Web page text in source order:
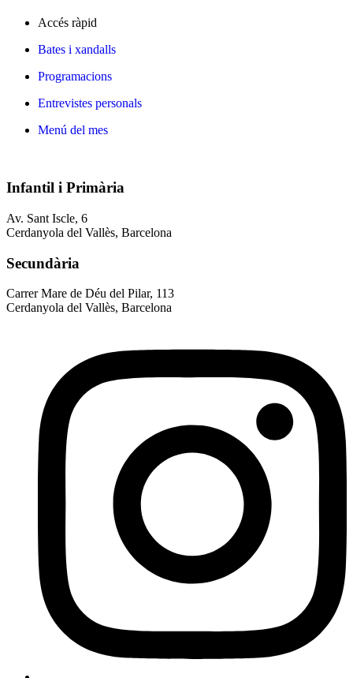
Accés ràpid
Bates i xandalls
Programacions
Entrevistes personals
Menú del mes
Infantil i Primària
Av. Sant Iscle, 6
Cerdanyola del Vallès, Barcelona
Secundària
Carrer Mare de Déu del Pilar, 113
Cerdanyola del Vallès, Barcelona